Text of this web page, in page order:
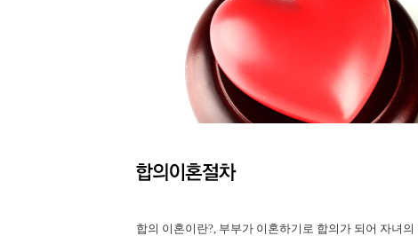
합의 이혼이란?, 부부가 이혼하기로 합의가 되어 자녀